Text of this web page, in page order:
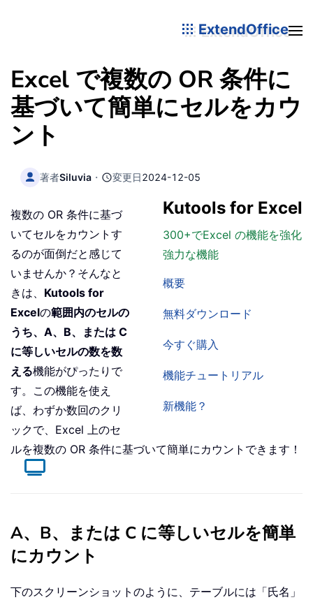
ExtendOffice
Excel で複数の OR 条件に
基づいて簡単にセルをカウ
ント
著者Siluvia ・ 変更日2024-12-05
Kutools for Excel
300+でExcel の機能を強化
強力な機能
概要
無料ダウンロード
今すぐ購入
機能チュートリアル
新機能？
複数の OR 条件に基づ
いてセルをカウントす
るのが面倒だと感じて
いませんか？そんなと
きは、 Kutools for
Excelの範囲内のセルの
うち、A、B、または C
に等しいセルの数を数
える機能がぴったりで
す。この機能を使え
ば、わずか数回のクリ
ックで、Excel 上のセ
ルを複数の OR 条件に基づいて簡単にカウントできます！
A、B、または C に等しいセルを簡単
にカウント
下のスクリーンショットのように、テーブルには「氏名」